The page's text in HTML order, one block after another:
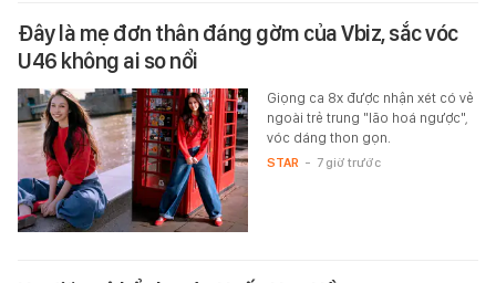
Đây là mẹ đơn thân đáng gờm của Vbiz, sắc vóc
U46 không ai so nổi
Giọng ca 8x được nhận xét có vẻ
ngoài trẻ trung "lão hoá ngược",
vóc dáng thon gọn.
STAR - 7 giờ trước